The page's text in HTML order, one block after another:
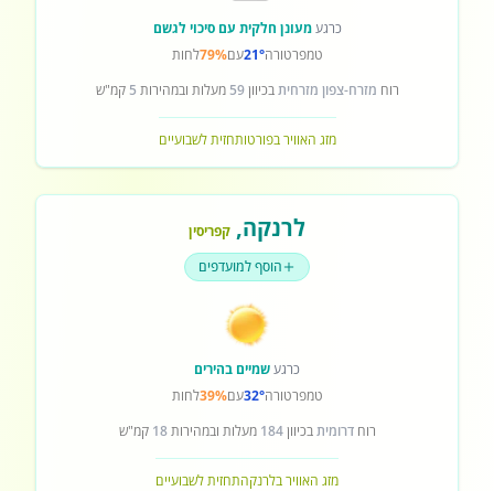
כרגעמעונן חלקית עם סיכוי לגשם
טמפרטורה21°עם79%לחות
רוח מזרח-צפון מזרחיתבכיוון59 מעלות ובמהירות 5 קמ"ש
מזג האוויר בפורטותחזית לשבועיים
לרנקה, קפריסין
הוסף למועדפים
כרגעשמיים בהירים
טמפרטורה32°עם39%לחות
רוחדרומיתבכיוון184 מעלות ובמהירות18 קמ"ש
מזג האוויר בלרנקהתחזית לשבועיים